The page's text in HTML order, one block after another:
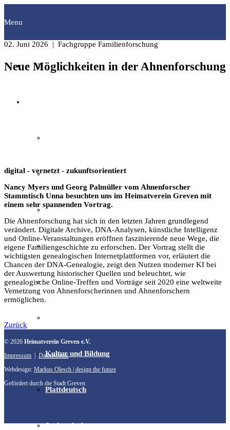
Menu
Startseite
Bilddokumentation
Familienforschung
Film & Video
Grevener aus aller Welt
Kultur und Bildung
Plattdeutsch
Sachsenhof
02. Juni 2026 | Fachgruppe Familienforschung
Neue Möglichkeiten in der Ahnenforschung
digital - vernetzt - zukunftsorientiert
Nancy Myers und Georg Palmüller vom Ahnenforscher
Stammtisch Unna besuchten uns im Heimatverein Greven mit
einem sehr spannenden Vortrag.
Die Ahnenforschung hat sich in den letzten Jahren grundlegend
verändert. Digitale Archive, DNA-Analysen, künstliche Intelligenz
und Online-Veranstaltungen eröffnen faszinierende neue Wege, die
eigene Familiengeschichte zu erforschen. Der Vortrag stellt die
wichtigsten genealogischen Internetplattformen vor, erläutert die
Chancen der DNA-Genealogie, zeigt den Nutzen moderner KI bei
der Auswertung historischer Quellen und beleuchtet, wie
genealogische Online-Treffen und Vorträge seit 2020 eine weltweite
Vernetzung von Ahnenforscherinnen und Ahnenforschern
ermöglichen.
Zurück
© 2026 Heimatverein Greven e.V.
Impressum |Datenschutz
Webdesign: Markus Olesch | design the future
Gefördert durch die Stadt Greven